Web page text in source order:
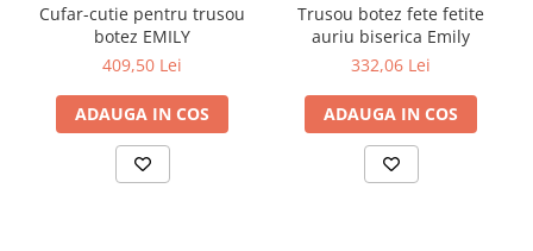
Cufar-cutie pentru trusou
botez EMILY
409,50 Lei
ADAUGA IN COS
Trusou botez fete fetite
auriu biserica Emily
332,06 Lei
ADAUGA IN COS